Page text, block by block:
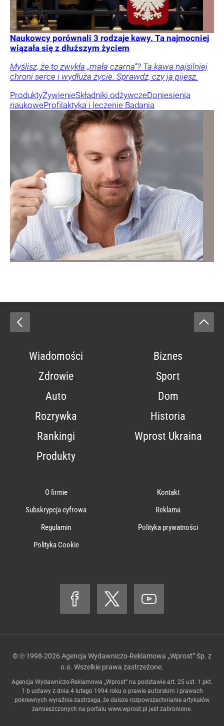
Naukowcy porównali 3 rodzaje kawy. Ta najmocniej
wiązała się z dłuższym życiem
Myślisz, że to zwykła „mała czarna”? Ta kawa najsilniej
chroni serce i wydłuża życie. Sprawdź, czy ją pijesz.
ProduktyŻywienieSkładniki odżywczeDoniesienia
naukoweProfilaktyka i leczenie Badania
Wiadomości
Biznes
Zdrowie
Sport
Auto
Dom
Rozrywka
Historia
Rankingi
Wprost Ukraina
Produkty
O firmie
Kontakt
Subskrypcja cyfrowa
Reklama
Regulamin
Polityka prywatności
Polityka Cookie
© ℗ 1998-2026 Agencja Wydawniczo-Reklamowa „Wprost” Sp. z
o.o. Wszelkie prawa zastrzeżone.
Agencja Wydawniczo-Reklamowa „Wprost” na podstawie art. 25 ust. 1 pkt.
1 b ustawy z dnia 4 lutego 1994 roku o prawie autorskim i prawach
pokrewnych wyraźnie zastrzega, że dalsze rozpowszechnianie artykułów
zamieszczonych na portalu www.wprost.pl jest zabronione.